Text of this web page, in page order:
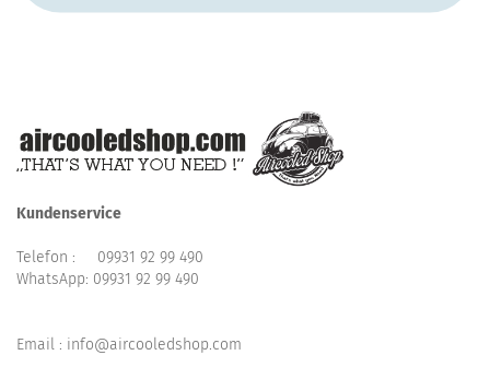
Kundenservice
Telefon : 09931 92 99 490
WhatsApp: 09931 92 99 490
Email : info@aircooledshop.com